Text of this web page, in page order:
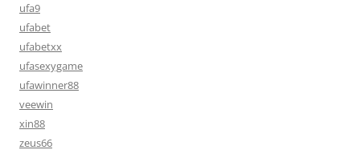
ufa9
ufabet
ufabetxx
ufasexygame
ufawinner88
veewin
xin88
zeus66